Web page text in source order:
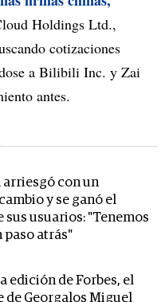
Holdings Ltd.,
cotizaciones
a Bilibili Inc. y Zai
antes.
con un
y se ganó el
sus usuarios: "Tenemos
paso atrás"
edición de Forbes, el
de Georgalos Miguel